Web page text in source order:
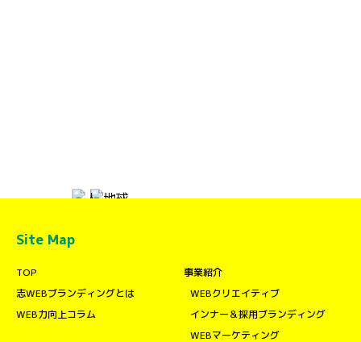
Site Map
TOP
志WEBブランディングとは
WEB力向上コラム
事業紹介
WEBクリエイティブ
インナー＆採用ブランディング
WEBマーケティング